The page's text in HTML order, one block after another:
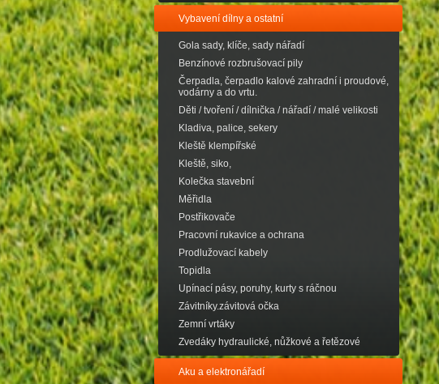
Vybavení dílny a ostatní
Gola sady, klíče, sady nářadí
Benzínové rozbrušovací pily
Čerpadla, čerpadlo kalové zahradní i proudové,
vodárny a do vrtu.
Děti / tvoření / dílnička / nářadí / malé velikosti
Kladiva, palice, sekery
Kleště klempířské
Kleště, siko,
Kolečka stavební
Měřidla
Postřikovače
Pracovní rukavice a ochrana
Prodlužovací kabely
Topidla
Upínací pásy, poruhy, kurty s ráčnou
Závitníky.závitová očka
Zemní vrtáky
Zvedáky hydraulické, nůžkové a řetězové
Aku a elektronářadí